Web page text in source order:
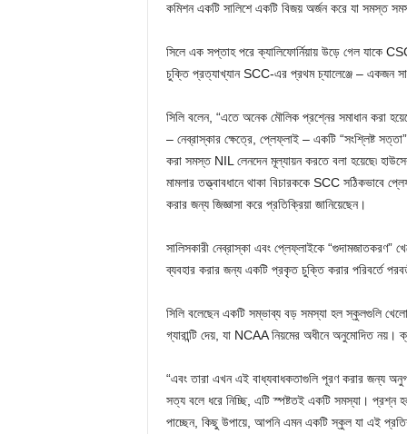
কমিশন একটি সালিশে একটি বিজয় অর্জন করে যা সমস্ত
সিলে এক সপ্তাহ পরে ক্যালিফোর্নিয়ায় উড়ে গেল যাকে
চুক্তি প্রত্যাখ্যান SCC-এর প্রথম চ্যালেঞ্জে – একজন
সিলি বলেন, “এতে অনেক মৌলিক প্রশ্নের সমাধান করা
– নেব্রাস্কার ক্ষেত্রে, প্লেফ্লাই – একটি “সংশ্লিষ্ট
করা সমস্ত NIL লেনদেন মূল্যায়ন করতে বলা হয়েছে৷
মামলার তত্ত্বাবধানে থাকা বিচারককে SCC সঠিকভাবে
করার জন্য জিজ্ঞাসা করে প্রতিক্রিয়া জানিয়েছেন।
সালিসকারী নেব্রাস্কা এবং প্লেফ্লাইকে
ব্যবহার করার জন্য একটি প্রকৃত চুক্তি করার পরিবর্তে
সিলি বলেছেন একটি সম্ভাব্য বড় সমস্যা হল স্কুলগুলি
গ্যারান্টি দেয়, যা NCAA নিয়মের অধীনে অনুমোদিত নয়।
“এবং তারা এখন এই বাধ্যবাধকতাগুলি পূরণ করার জন্য
সত্য বলে ধরে নিচ্ছি, এটি স্পষ্টতই একটি সমস্যা। প্রশ্ন
পাচ্ছেন, কিছু উপায়ে, আপনি এমন একটি স্কুল যা এই